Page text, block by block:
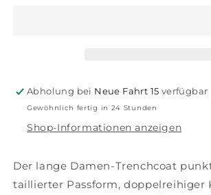
Abholung bei Neue Fahrt 15 verfügbar
Gewöhnlich fertig in 24 Stunden
Shop-Informationen anzeigen
Der lange Damen-Trenchcoat
taillierter Passform, doppelreihiger